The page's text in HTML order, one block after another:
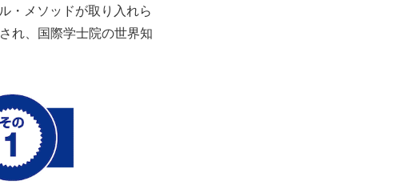
・メソッドが取り入れら
れ、国際学士院の世界知